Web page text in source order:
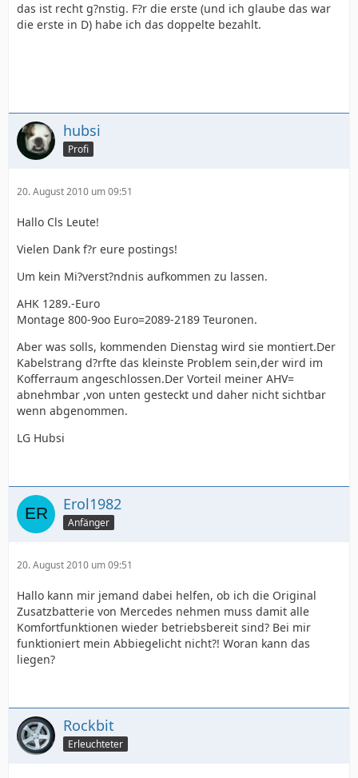
das ist recht g?nstig. F?r die erste (und ich glaube das war
die erste in D) habe ich das doppelte bezahlt.
hubsi
Profi
20. August 2010 um 09:51
Hallo Cls Leute!
Vielen Dank f?r eure postings!
Um kein Mi?verst?ndnis aufkommen zu lassen.
AHK 1289.-Euro
Montage 800-9oo Euro=2089-2189 Teuronen.
Aber was solls, kommenden Dienstag wird sie montiert.Der
Kabelstrang d?rfte das kleinste Problem sein,der wird im
Kofferraum angeschlossen.Der Vorteil meiner AHV=
abnehmbar ,von unten gesteckt und daher nicht sichtbar
wenn abgenommen.
LG Hubsi
Erol1982
Anfänger
20. August 2010 um 09:51
Hallo kann mir jemand dabei helfen, ob ich die Original
Zusatzbatterie von Mercedes nehmen muss damit alle
Komfortfunktionen wieder betriebsbereit sind? Bei mir
funktioniert mein Abbiegelicht nicht?! Woran kann das
liegen?
Rockbit
Erleuchteter